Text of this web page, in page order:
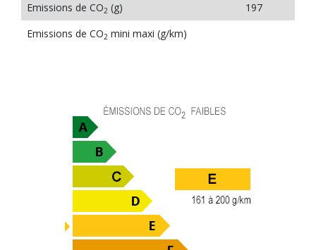
Emissions de CO2 (g)
197
Emissions de CO2 mini maxi (g/km)